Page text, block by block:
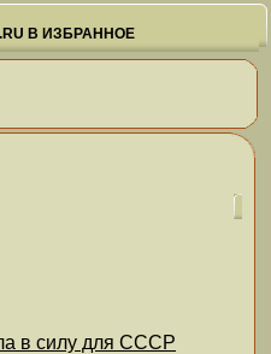
В ИЗБРАННОЕ
в силу для СССР